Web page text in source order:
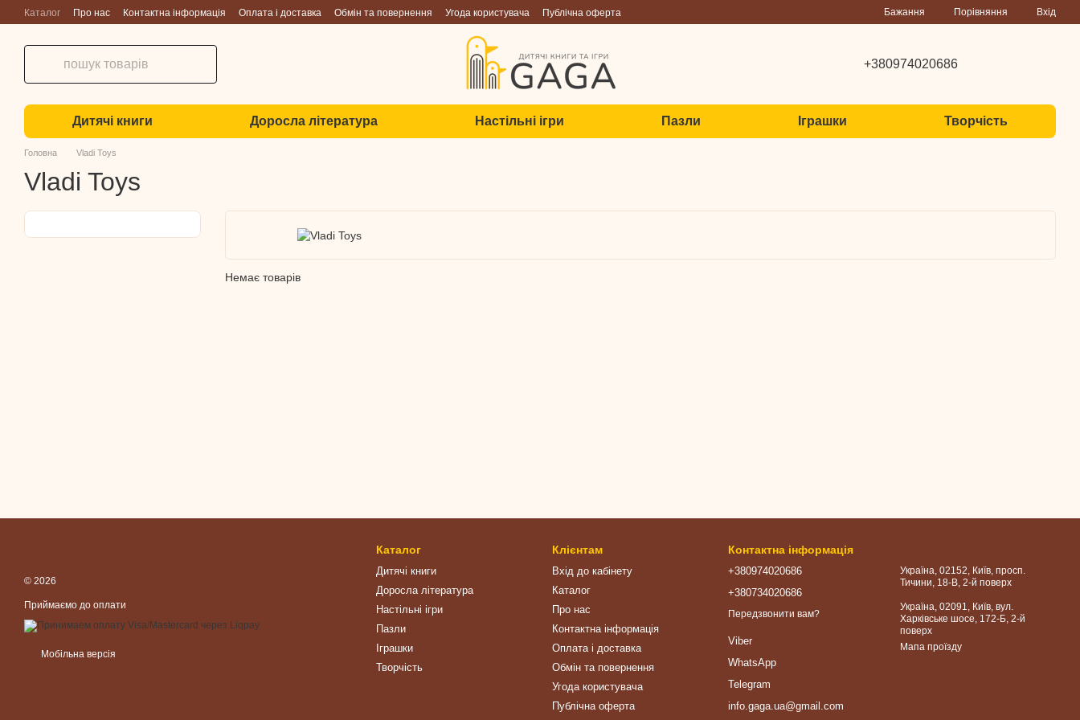
Перейти до основного контенту
Каталог Про нас Контактна інформація Оплата і доставка Обмін та повернення Угода користувача Публічна оферта Бажання Порівняння Вхід
+380974020686
Дитячі книги Доросла література Настільні ігри Пазли Іграшки Творчість
Головна Vladi Toys
Vladi Toys
Немає товарів
© 2026
Приймаємо до оплати
Мобільна версія
Каталог
Дитячі книги
Доросла література
Настільні ігри
Пазли
Іграшки
Творчість
Клієнтам
Вхід до кабінету
Каталог
Про нас
Контактна інформація
Оплата і доставка
Обмін та повернення
Угода користувача
Публічна оферта
Контактна інформація
+380974020686
+380734020686
Передзвонити вам?
Viber
WhatsApp
Telegram
info.gaga.ua@gmail.com
Україна, 02152, Київ, просп.
Тичини, 18-В, 2-й поверх
Україна, 02091, Київ, вул.
Харківське шосе, 172-Б, 2-й
поверх
Мапа проїзду